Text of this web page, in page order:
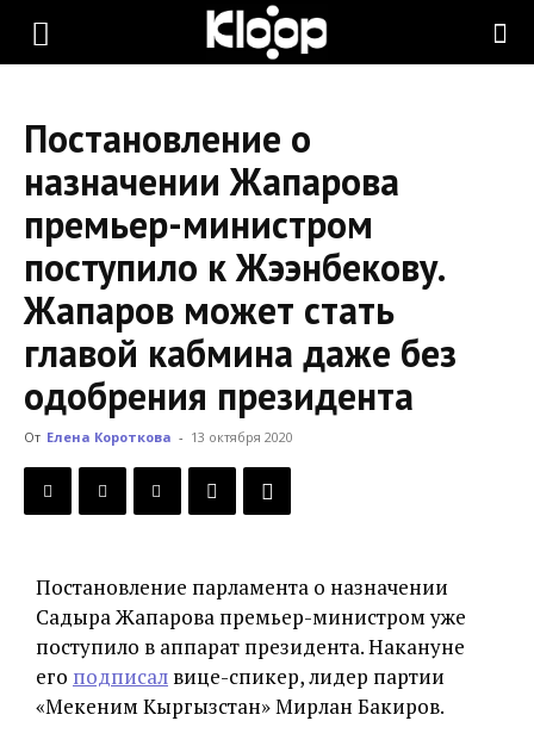
KLOOP.KG
Новости
Кыргызстана
Постановление о
назначении Жапарова
премьер-министром
поступило к Жээнбекову.
Жапаров может стать
главой кабмина даже без
одобрения президента
От Елена Короткова - 13 октября 2020
Постановление парламента о назначении
Садыра Жапарова премьер-министром уже
поступило в аппарат президента. Накануне
его подписал вице-спикер, лидер партии
«Мекеним Кыргызстан» Мирлан Бакиров.